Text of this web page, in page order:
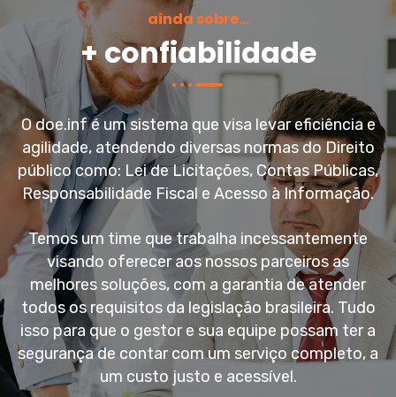
ainda sobre...
+ confiabilidade
O doe.inf é um sistema que visa levar eficiência e
agilidade, atendendo diversas normas do Direito
público como: Lei de Licitações, Contas Públicas,
Responsabilidade Fiscal e Acesso à Informação.
Temos um time que trabalha incessantemente
visando oferecer aos nossos parceiros as
melhores soluções, com a garantia de atender
todos os requisitos da legislação brasileira. Tudo
isso para que o gestor e sua equipe possam ter a
segurança de contar com um serviço completo, a
um custo justo e acessível.